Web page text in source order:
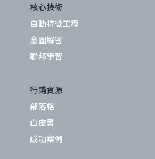
核心技術
自動特徵工程
意圖解密
聯邦學習
行銷資源
部落格
白皮書
成功案例